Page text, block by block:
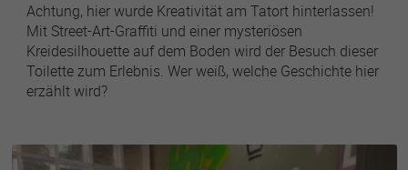
Achtung, hier wurde Kreativität am Tatort hinterlassen!
Mit Street-Art-Graffiti und einer mysteriösen
Kreidesilhouette auf dem Boden wird der Besuch dieser
Toilette zum Erlebnis. Wer weiß, welche Geschichte hier
erzählt wird?